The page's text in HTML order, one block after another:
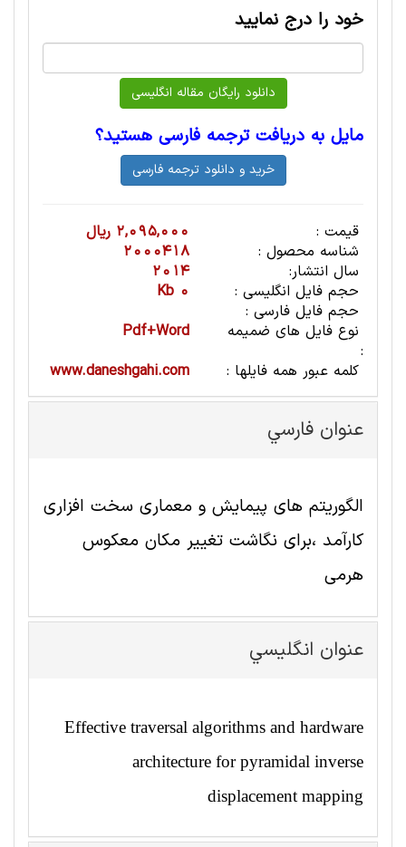
خود را درج نمایید
مایل به دریافت ترجمه فارسی هستید؟
قیمت :
2,095,000 ریال
شناسه محصول :
2000418
سال انتشار:
2014
حجم فایل انگلیسی :
0 Kb
حجم فایل فارسی :
نوع فایل های ضمیمه
:
Pdf+Word
کلمه عبور همه فایلها :
www.daneshgahi.com
عنوان فارسي
الگوریتم های پیمایش و معماری سخت افزاری
کارآمد ،برای نگاشت تغییر مکان معکوس
هرمی
عنوان انگليسي
Effective traversal algorithms and hardware
architecture for pyramidal inverse
displacement mapping